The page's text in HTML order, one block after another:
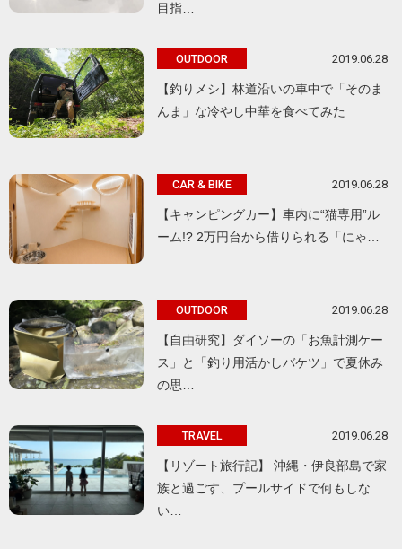
目指…
OUTDOOR 2019.06.28
【釣りメシ】林道沿いの車中で「そのま
んま」な冷やし中華を食べてみた
CAR & BIKE 2019.06.28
【キャンピングカー】車内に“猫専用”ル
ーム!? 2万円台から借りられる「にゃ…
OUTDOOR 2019.06.28
【自由研究】ダイソーの「お魚計測ケー
ス」と「釣り用活かしバケツ」で夏休み
の思…
TRAVEL 2019.06.28
【リゾート旅行記】 沖縄・伊良部島で家
族と過ごす、プールサイドで何もしな
い…